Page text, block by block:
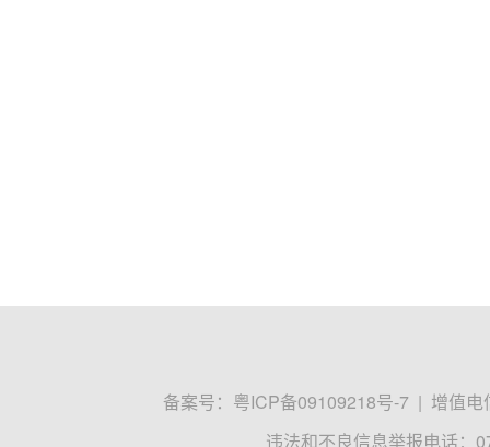
备案号： 粤ICP备09109218号-7 | 增值电
违法和不良信息举报电话：